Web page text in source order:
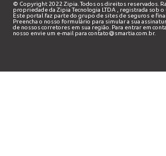
© Copyright 2022 Zipia. Todos os direitos reservados.
propriedade daZipia Tecnologia LTDA
, registrada sob o
Este portal faz parte do grupo de sites de seguros e
Preencha o nosso formulário para simular a sua
de nossos corretores em sua região. Para entrar em
nosso envie um e-mail paracontato@smartia.com.br.